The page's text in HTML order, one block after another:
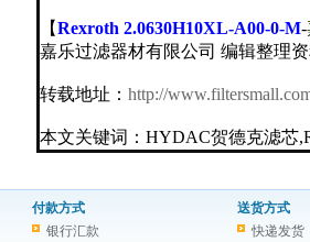
【Rexroth 2.0630H10XL-A00-0-M-
嘉乐过滤器材有限公司 编辑整理
转载地址： http://
本文关键词： HYDAC贺德克滤芯
付款方式
银行汇款
送货方式
快递发货